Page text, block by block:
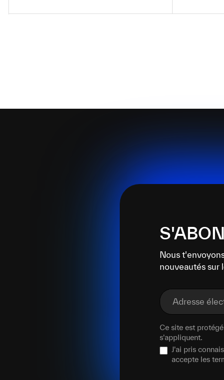
Nous
nouveautés sur
Adresse
Ce site est
s'appliquent.
J'ai pris
accepte les